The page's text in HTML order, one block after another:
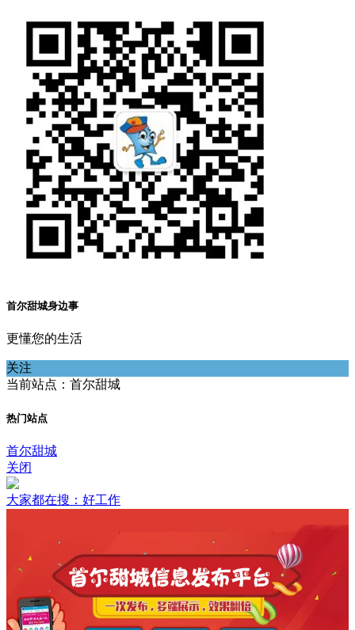
首尔甜城身边事
更懂您的生活
关注
当前站点：首尔甜城
热门站点
首尔甜城
关闭
大家都在搜：好工作